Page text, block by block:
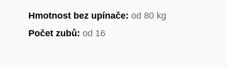
Hmotnost bez upínače: od 80 kg
Počet zubů: od 16